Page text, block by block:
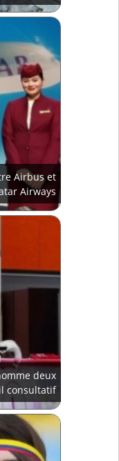
Airbus et
Airways
deux
consultatif